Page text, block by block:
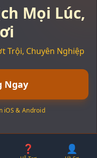
Mọi Lúc,
Trội, Chuyên Nghiệp
Ngay
iOS & Android
❓ 👤